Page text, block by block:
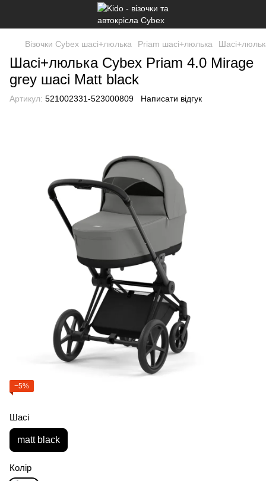
Візочки Cybex шасі+люлька Priam шасі+люлька
Шасі+люлька Cybex Priam 4.0 Mirage
grey шасі Matt black
Артикул: 521002331-523000809 Написати відгук
−5%
Шасі
matt black
Колір